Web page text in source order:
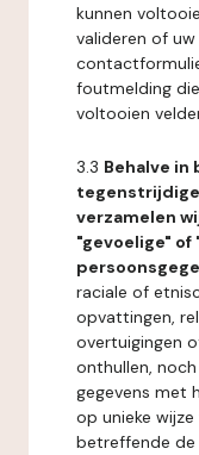
kunnen
valideren of
foutmelding
voltooien
3.3 Behalve
verzamelen
"gevoelige"
raciale of
opvattingen,
overtuigingen
onthullen,
gegevens met
op unieke
betreffende de